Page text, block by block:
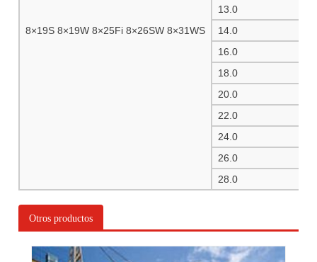
8×19S 8×19W 8×25Fi 8×26SW 8×31WS
13.0
14.0
16.0
18.0
20.0
22.0
24.0
26.0
28.0
Otros productos